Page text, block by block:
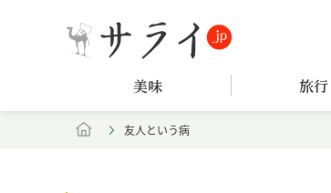
美味 旅行
友人という病